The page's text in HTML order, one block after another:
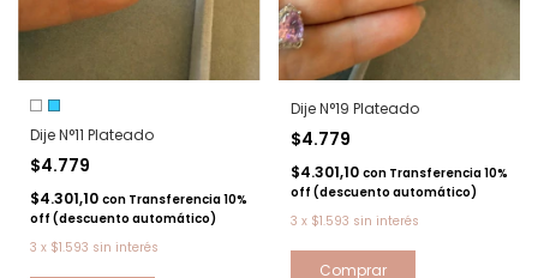
Dije N°11 Plateado
$4.779
$4.301,10 con Transferencia 10%
off (descuento automático)
3 x $1.593 sin interés
Dije N°19 Plateado
$4.779
$4.301,10 con Transferencia 10%
off (descuento automático)
3 x $1.593 sin interés